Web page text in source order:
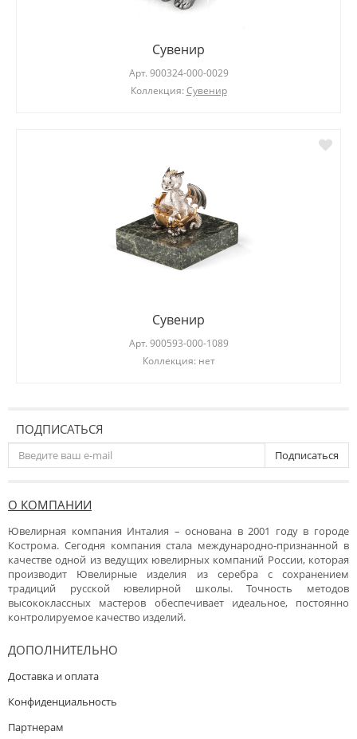
Сувенир
Арт. 900324-000-0029
Коллекция: Сувенир
Сувенир
Арт. 900593-000-1089
Коллекция: нет
ПОДПИСАТЬСЯ
Подписаться
О КОМПАНИИ
Ювелирная компания Инталия – основана в 2001 году в городе
Кострома. Сегодня компания стала международно-признанной в
качестве одной из ведущих ювелирных компаний России, которая
производит Ювелирные изделия из серебра с сохранением
традиций русской ювелирной школы. Точность методов
высококлассных мастеров обеспечивает идеальное, постоянно
контролируемое качество изделий.
ДОПОЛНИТЕЛЬНО
Доставка и оплата
Конфиденциальность
Партнерам